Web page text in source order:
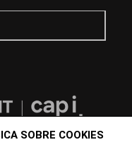
SOBRE COOKIES